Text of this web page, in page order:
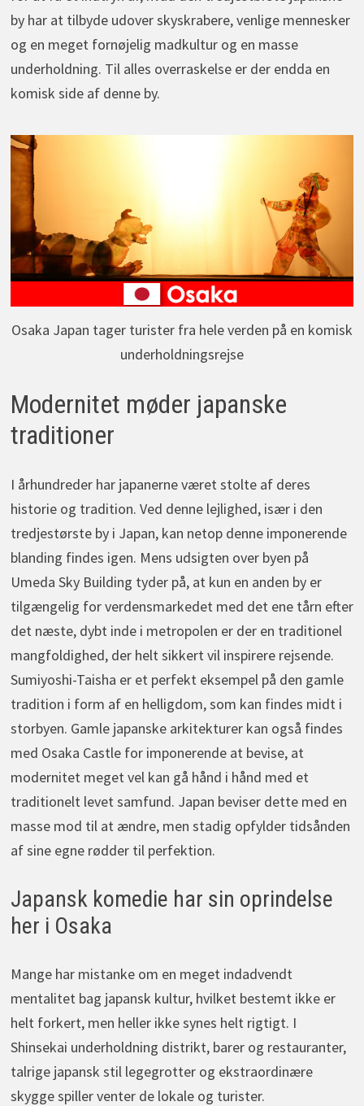
by har at tilbyde udover skyskrabere, venlige mennesker
og en meget fornøjelig madkultur og en masse
underholdning. Til alles overraskelse er der endda en
komisk side af denne by.
Osaka Japan tager turister fra hele verden på en komisk
underholdningsrejse
Modernitet møder japanske
traditioner
I århundreder har japanerne været stolte af deres
historie og tradition. Ved denne lejlighed, især i den
tredjestørste by i Japan, kan netop denne imponerende
blanding findes igen. Mens udsigten over byen på
Umeda Sky Building tyder på, at kun en anden by er
tilgængelig for verdensmarkedet med det ene tårn efter
det næste, dybt inde i metropolen er der en traditionel
mangfoldighed, der helt sikkert vil inspirere rejsende.
Sumiyoshi-Taisha er et perfekt eksempel på den gamle
tradition i form af en helligdom, som kan findes midt i
storbyen. Gamle japanske arkitekturer kan også findes
med Osaka Castle for imponerende at bevise, at
modernitet meget vel kan gå hånd i hånd med et
traditionelt levet samfund. Japan beviser dette med en
masse mod til at ændre, men stadig opfylder tidsånden
af sine egne rødder til perfektion.
Japansk komedie har sin oprindelse
her i Osaka
Mange har mistanke om en meget indadvendt
mentalitet bag japansk kultur, hvilket bestemt ikke er
helt forkert, men heller ikke synes helt rigtigt. I
Shinsekai underholdning distrikt, barer og restauranter,
talrige japansk stil legegrotter og ekstraordinære
skygge spiller venter de lokale og turister.